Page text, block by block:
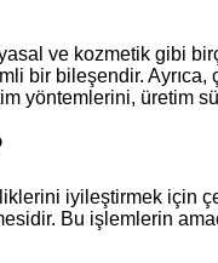
ve kozmetik gibi
bir bileşendir.
yöntemlerini, üretim
iyileştirmek için
Bu işlemlerin